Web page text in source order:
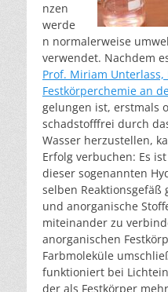
nzen
werde
n normalerweise
verwendet. Nachdem
Prof. Miriam
Festkörperchemie an
gelungen ist, erstmals
schadstofffrei durch
Wasser herzustellen,
Erfolg verbuchen: Es
dieser sogenannten
selben Reaktionsgefäß
und anorganische
miteinander zu
anorganischen
Farbmoleküle
funktioniert bei
der als Festkörper